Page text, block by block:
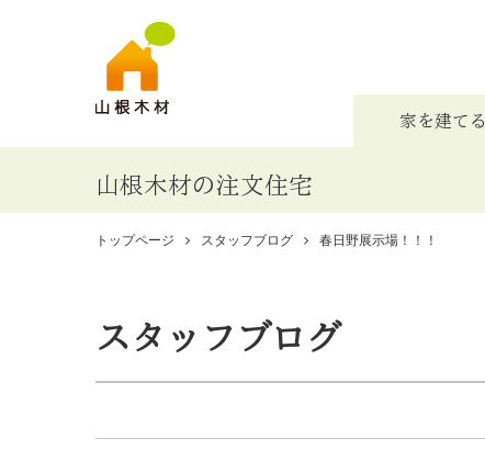
山根木材の注文住宅
家を建てる
トップページ スタッフブログ 春日野展示場！！！
スタッフブログ